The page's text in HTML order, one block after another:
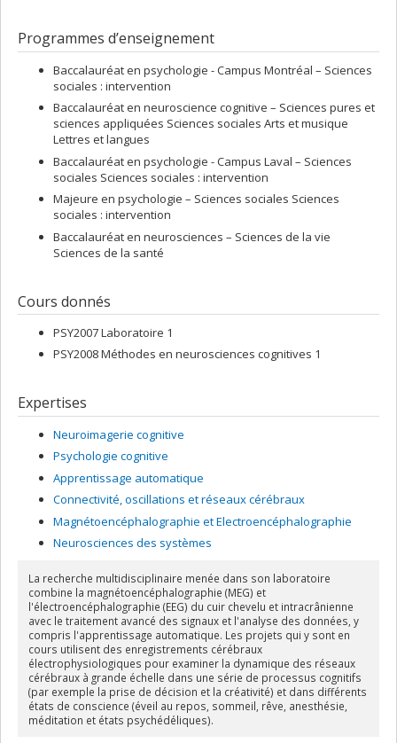
Programmes d’enseignement
Baccalauréat en psychologie - Campus Montréal – Sciences
sociales : intervention
Baccalauréat en neuroscience cognitive – Sciences pures et
sciences appliquées Sciences sociales Arts et musique
Lettres et langues
Baccalauréat en psychologie - Campus Laval – Sciences
sociales Sciences sociales : intervention
Majeure en psychologie – Sciences sociales Sciences
sociales : intervention
Baccalauréat en neurosciences – Sciences de la vie
Sciences de la santé
Cours donnés
PSY2007 Laboratoire 1
PSY2008 Méthodes en neurosciences cognitives 1
Expertises
Neuroimagerie cognitive
Psychologie cognitive
Apprentissage automatique
Connectivité, oscillations et réseaux cérébraux
Magnétoencéphalographie et Electroencéphalographie
Neurosciences des systèmes
La recherche multidisciplinaire menée dans son laboratoire
combine la magnétoencéphalographie (MEG) et
l'électroencéphalographie (EEG) du cuir chevelu et intracrânienne
avec le traitement avancé des signaux et l'analyse des données, y
compris l'apprentissage automatique. Les projets qui y sont en
cours utilisent des enregistrements cérébraux
électrophysiologiques pour examiner la dynamique des réseaux
cérébraux à grande échelle dans une série de processus cognitifs
(par exemple la prise de décision et la créativité) et dans différents
états de conscience (éveil au repos, sommeil, rêve, anesthésie,
méditation et états psychédéliques).